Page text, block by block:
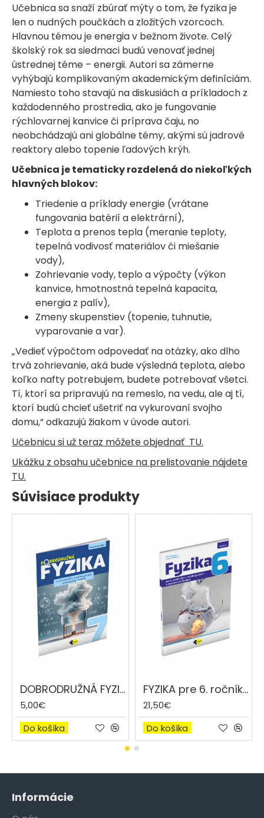
Učebnica sa snaží zbúrať mýty o tom, že fyzika je
len o nudných poučkách a zložitých vzorcoch.
Hlavnou témou je energia v bežnom živote. Celý
školský rok sa siedmaci budú venovať jednej
ústrednej téme – energii. Autori sa zámerne
vyhýbajú komplikovaným akademickým definíciám.
Namiesto toho stavajú na diskusiách a príkladoch z
každodenného prostredia, ako je fungovanie
rýchlovarnej kanvice či príprava čaju, no
neobchádzajú ani globálne témy, akými sú jadrové
reaktory alebo topenie ľadových krýh.
Učebnica je tematicky rozdelená do niekoľkých
hlavných blokov:
Triedenie a príklady energie (vrátane
fungovania batérií a elektrární),
Teplota a prenos tepla (meranie teploty,
tepelná vodivosť materiálov či miešanie
vody),
Zohrievanie vody, teplo a výpočty (výkon
kanvice, hmotnostná tepelná kapacita,
energia z palív),
Zmeny skupenstiev (topenie, tuhnutie,
vyparovanie a var).
„Vedieť výpočtom odpovedať na otázky, ako dlho
trvá zohrievanie, aká bude výsledná teplota, alebo
koľko nafty potrebujem, budete potrebovať všetci.
Tí, ktorí sa pripravujú na remeslo, na vedu, ale aj tí,
ktorí budú chcieť ušetriť na vykurovaní svojho
domu,“ odkazujú žiakom v úvode autori.
Učebnicu si už teraz môžete objednať TU.
Ukážku z obsahu učebnice na prelistovanie nájdete
TU.
Súvisiace produkty
DOBRODRUŽNÁ FYZIKA PRE 7. ROČNÍK ZŠ A 2. ROČNÍK GYMNÁZIÍ S OSEMROČNÝM ŠTÚDIOM
5,00€
Do košíka
FYZIKA pre 6. ročník základnej školy a 1. ročník gymnázií s osemročným štúdiom
21,50€
Do košíka
Informácie